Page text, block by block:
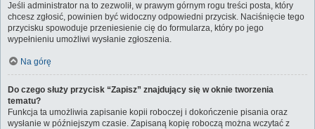
Jeśli administrator na to zezwolił, w prawym górnym rogu treści posta, który
chcesz zgłosić, powinien być widoczny odpowiedni przycisk. Naciśnięcie tego
przycisku spowoduje przeniesienie cię do formularza, który po jego
wypełnieniu umożliwi wysłanie zgłoszenia.
Na górę
Do czego służy przycisk “Zapisz” znajdujący się w oknie tworzenia
tematu?
Funkcja ta umożliwia zapisanie kopii roboczej i dokończenie pisania oraz
wysłanie w późniejszym czasie. Zapisaną kopię roboczą można wczytać z